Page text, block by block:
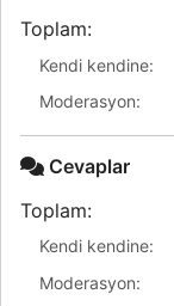
Toplam:
Kendi kendine:
Moderasyon:
Cevaplar
Toplam:
Kendi kendine:
Moderasyon: